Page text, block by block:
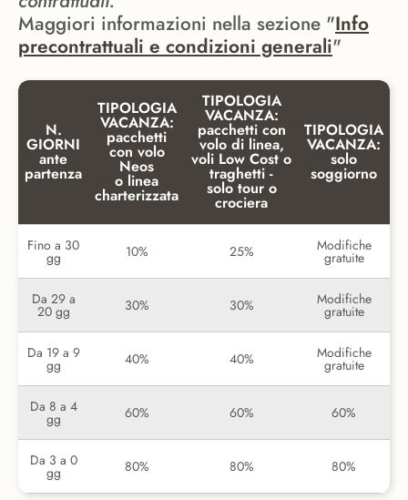
Maggiori informazioni nella sezione "Info
precontrattuali e condizioni generali"
N.
GIORNI
ante
partenza
TIPOLOGIA
VACANZA:
pacchetti
con volo
Neos
o linea
charterizzata
TIPOLOGIA
VACANZA:
pacchetti con
volo di linea,
voli Low Cost o
traghetti -
solo tour o
crociera
TIPOLOGIA
VACANZA:
solo
soggiorno
Fino a 30
gg 10% 25% Modifiche
gratuite
Da 29 a
20 gg 30% 30% Modifiche
gratuite
Da 19 a 9
gg 40% 40% Modifiche
gratuite
Da 8 a 4
gg 60% 60% 60%
Da 3 a 0
gg 80% 80% 80%